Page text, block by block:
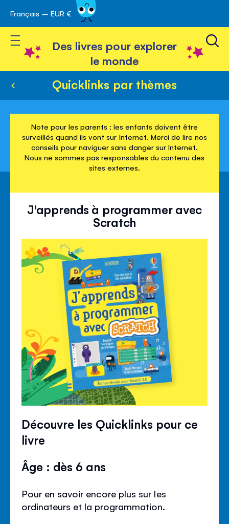
Skip
to
Content
Français – EUR €
Toggle Nav
Des livres pour explorer
le monde
Quicklinks par thèmes
Note pour les parents : les enfants doivent être
surveillés quand ils vont sur Internet. Merci de lire nos
conseils pour naviguer sans danger sur Internet.
Nous ne sommes pas responsables du contenu des
sites externes.
J'apprends à programmer avec
Scratch
Découvre les Quicklinks pour ce
livre
Âge : dès 6 ans
Pour en savoir encore plus sur les
ordinateurs et la programmation.